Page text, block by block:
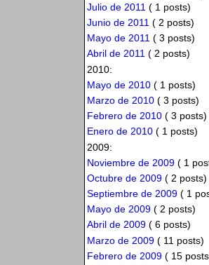
Julio de 2011 ( 1 posts)
Junio de 2011 ( 2 posts)
Mayo de 2011 ( 3 posts)
Abril de 2011( 2 posts)
2010:
Mayo de 2010( 1 posts)
Marzo de 2010( 3 posts)
Febrero de 2010( 3 posts)
Enero de 2010( 1 posts)
2009:
Noviembre de 2009( 1
Octubre de 2009( 2 posts)
Septiembre de 2009( 1
Mayo de 2009( 2 posts)
Abril de 2009( 6 posts)
Marzo de 2009( 11 posts)
Febrero de 2009( 15